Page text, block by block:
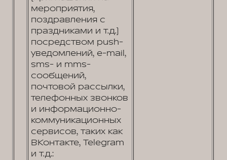
мероприятия,
поздравления с
праздниками и т.д.)
посредством push-
уведомлений, e-mail,
sms- и mms-
сообщений,
почтовой рассылки,
телефонных звонков
и информационно-
коммуникационных
сервисов, таких как
ВКонтакте, Telegram
и т.д.: